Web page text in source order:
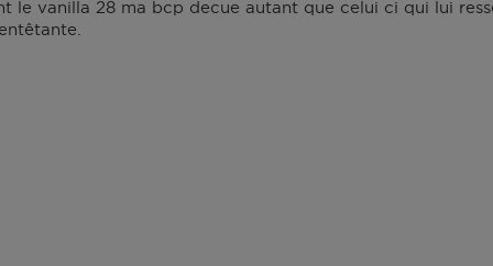
le vanilla 28 ma bcp decue autant que celui ci qui lui